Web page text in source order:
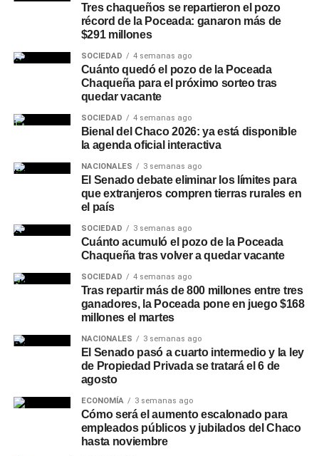
El funcionario provincial subrayó que resulta fundamental
abordar la problemática desde diferentes puntos, en el
marco de la articulación que se da entre el Poder
Ejecutivo y el órgano de justicia, tanto municipal como
provincial. Esa mirada conjunta fue uno de los ejes
centrales del encuentro, que buscó ordenar los próximos
prevención vial.
Quiénes participaron del
encuentro
De la reunión participaron el intendente de Charata,
Rubén Rach ; la jueza de Faltas Provincial, Eliana López
Piccilli; la jueza de Faltas Municipal, Gimena Vázquez; el
director de Zona Interior Charata, Antonio Rudaz; el
secretario de Tránsito, Carlos Aoad; el jefe del 911, Juan
Antonio Cabrera; el representante de Policía Caminera,
Mario Sosa, y el presidente del Concejo Municipal,
Alejandro Barcala.
noticias de CharataenCharataChaco.Net.
Tres chaqueños se repartieron el pozo
récord de la Poceada: ganaron más de
$291 millones
SOCIEDAD 4 semanas ago
Cuánto quedó el pozo de la Poceada
Chaqueña para el próximo sorteo tras
quedar vacante
SOCIEDAD 4 semanas ago
Bienal del Chaco 2026: ya está disponible
la agenda oficial interactiva
NACIONALES 3 semanas ago
El Senado debate eliminar los límites para
que extranjeros compren tierras rurales en
el país
SOCIEDAD 3 semanas ago
Cuánto acumuló el pozo de la Poceada
Chaqueña tras volver a quedar vacante
SOCIEDAD 4 semanas ago
Tras repartir más de 800 millones entre tres
ganadores, la Poceada pone en juego $168
millones el martes
NACIONALES 3 semanas ago
El Senado pasó a cuarto intermedio y la ley
de Propiedad Privada se tratará el 6 de
agosto
ECONOMÍA 3 semanas ago
Cómo será el aumento escalonado para
empleados públicos y jubilados del Chaco
hasta noviembre